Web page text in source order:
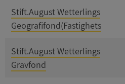
Stift.August Wetterlings
Geografifond(Fastighets
Stift.August Wetterlings
Gravfond